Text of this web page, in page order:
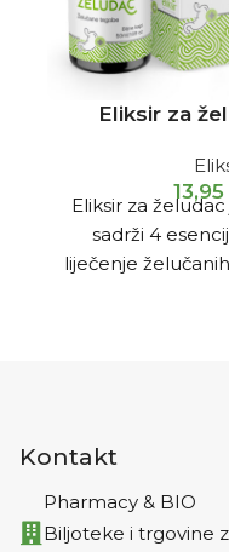
Eliksir za
13,95
Eliksir za
sadrži 4
liječenje
Kontakt
Pharmacy & BIO
Biljoteke i trgovine